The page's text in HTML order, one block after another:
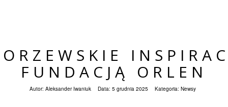
FUNDACJĄ ORLEN
Autor: Aleksander Iwaniuk Data: 5 grudnia 2025 Kategoria: Newsy